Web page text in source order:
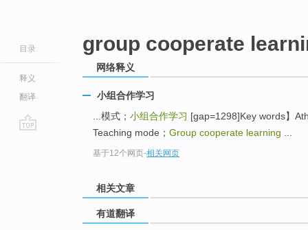
目录
释义
翻译
group cooperate
网络释义
小组合作学习
...模式； 小组合作学习 [gap=1298]Key words】
Teaching mode； Group cooperate learning
基于12个网页-相关网页
相关文章
有道翻译